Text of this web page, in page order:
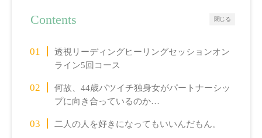
閉じる
Contents
透視リーディングヒーリングセッションオン
ライン5回コース
何故、44歳バツイチ独身女がパートナーシッ
プに向き合っているのか…
二人の人を好きになってもいいんだもん。